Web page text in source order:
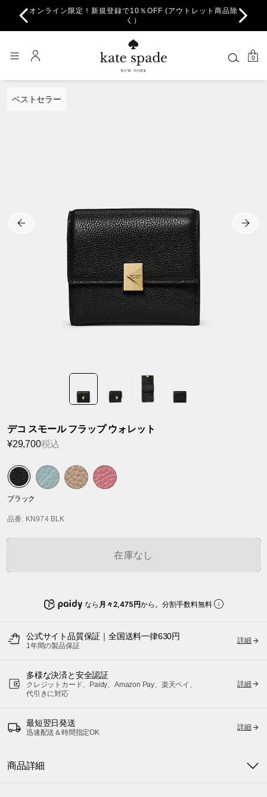
オンライン限定！新規登録で10％OFF (アウトレット商品除
く）
0
ベストセラー
デコ スモール フラップ ウォレット
¥29,700税込
ブラック
品番: KN974 BLK
在庫なし
なら 月々2,475円から。分割手数料無料
公式サイト品質保証｜全国送料一律630円
1年間の製品保証
詳細
多様な決済と安全認証
クレジットカード、Paidy、Amazon Pay、楽天ペイ、
代引きに対応
詳細
最短翌日発送
迅速配送＆時間指定OK
詳細
商品詳細